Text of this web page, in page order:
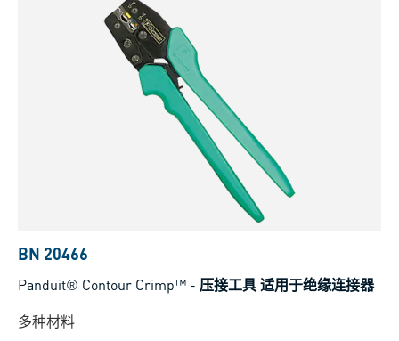
BN 20466
Panduit® Contour Crimp™ - 压接工具 适用于绝缘连接器
多种材料